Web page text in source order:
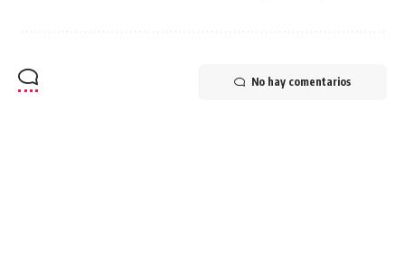
No hay comentarios